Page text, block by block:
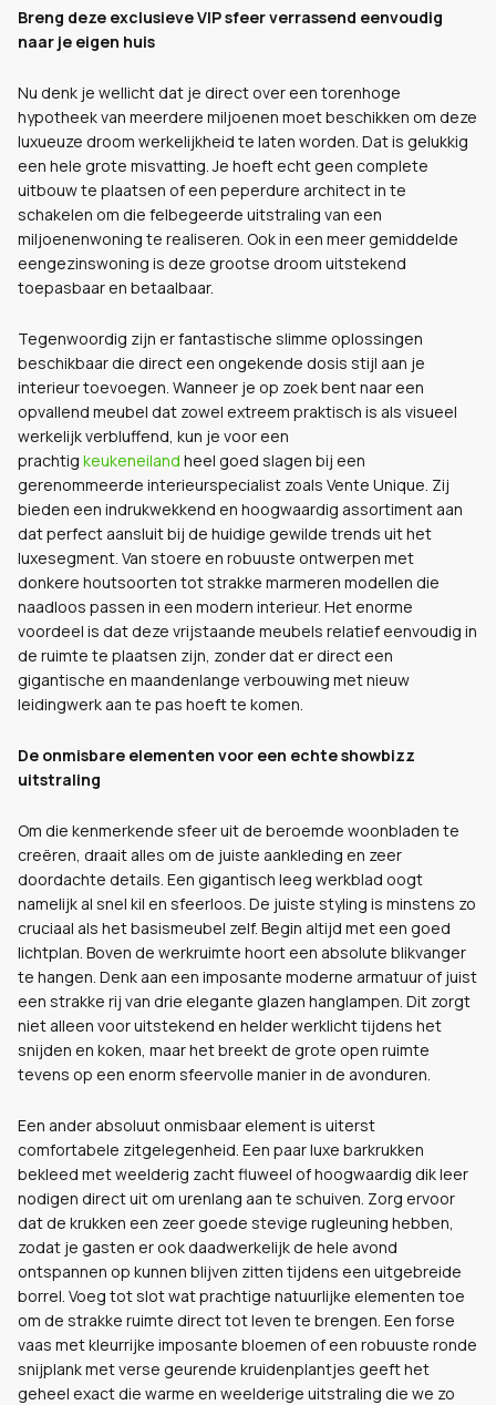
Breng deze exclusieve VIP sfeer verrassend eenvoudig
naar je eigen huis
Nu denk je wellicht dat je direct over een torenhoge
hypotheek van meerdere miljoenen moet beschikken om deze
luxueuze droom werkelijkheid te laten worden. Dat is gelukkig
een hele grote misvatting. Je hoeft echt geen complete
uitbouw te plaatsen of een peperdure architect in te
schakelen om die felbegeerde uitstraling van een
miljoenenwoning te realiseren. Ook in een meer gemiddelde
eengezinswoning is deze grootse droom uitstekend
toepasbaar en betaalbaar.
Tegenwoordig zijn er fantastische slimme oplossingen
beschikbaar die direct een ongekende dosis stijl aan je
interieur toevoegen. Wanneer je op zoek bent naar een
opvallend meubel dat zowel extreem praktisch is als visueel
werkelijk verbluffend, kun je voor een
prachtig keukeneiland heel goed slagen bij een
gerenommeerde interieurspecialist zoals Vente Unique. Zij
bieden een indrukwekkend en hoogwaardig assortiment aan
dat perfect aansluit bij de huidige gewilde trends uit het
luxesegment. Van stoere en robuuste ontwerpen met
donkere houtsoorten tot strakke marmeren modellen die
naadloos passen in een modern interieur. Het enorme
voordeel is dat deze vrijstaande meubels relatief eenvoudig in
de ruimte te plaatsen zijn, zonder dat er direct een
gigantische en maandenlange verbouwing met nieuw
leidingwerk aan te pas hoeft te komen.
De onmisbare elementen voor een echte showbizz
uitstraling
Om die kenmerkende sfeer uit de beroemde woonbladen te
creëren, draait alles om de juiste aankleding en zeer
doordachte details. Een gigantisch leeg werkblad oogt
namelijk al snel kil en sfeerloos. De juiste styling is minstens zo
cruciaal als het basismeubel zelf. Begin altijd met een goed
lichtplan. Boven de werkruimte hoort een absolute blikvanger
te hangen. Denk aan een imposante moderne armatuur of juist
een strakke rij van drie elegante glazen hanglampen. Dit zorgt
niet alleen voor uitstekend en helder werklicht tijdens het
snijden en koken, maar het breekt de grote open ruimte
tevens op een enorm sfeervolle manier in de avonduren.
Een ander absoluut onmisbaar element is uiterst
comfortabele zitgelegenheid. Een paar luxe barkrukken
bekleed met weelderig zacht fluweel of hoogwaardig dik leer
nodigen direct uit om urenlang aan te schuiven. Zorg ervoor
dat de krukken een zeer goede stevige rugleuning hebben,
zodat je gasten er ook daadwerkelijk de hele avond
ontspannen op kunnen blijven zitten tijdens een uitgebreide
borrel. Voeg tot slot wat prachtige natuurlijke elementen toe
om de strakke ruimte direct tot leven te brengen. Een forse
vaas met kleurrijke imposante bloemen of een robuuste ronde
snijplank met verse geurende kruidenplantjes geeft het
geheel exact die warme en weelderige uitstraling die we zo